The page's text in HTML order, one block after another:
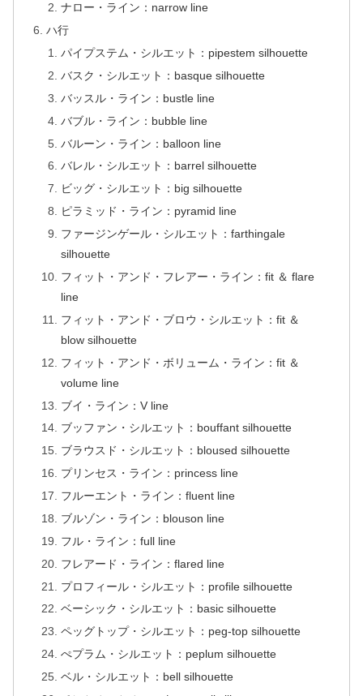
ナロー・ライン：narrow line
ハ行
パイプステム・シルエット：pipestem silhouette
バスク・シルエット：basque silhouette
バッスル・ライン：bustle line
バブル・ライン：bubble line
バルーン・ライン：balloon line
バレル・シルエット：barrel silhouette
ビッグ・シルエット：big silhouette
ピラミッド・ライン：pyramid line
ファージンゲール・シルエット：farthingale
silhouette
フィット・アンド・フレアー・ライン：fit ＆ flare
line
フィット・アンド・ブロウ・シルエット：fit ＆
blow silhouette
フィット・アンド・ボリューム・ライン：fit ＆
volume line
ブイ・ライン：V line
ブッファン・シルエット：bouffant silhouette
ブラウスド・シルエット：bloused silhouette
プリンセス・ライン：princess line
フルーエント・ライン：fluent line
ブルゾン・ライン：blouson line
フル・ライン：full line
フレアード・ライン：flared line
プロフィール・シルエット：profile silhouette
ベーシック・シルエット：basic silhouette
ペッグトップ・シルエット：peg-top silhouette
ぺプラム・シルエット：peplum silhouette
ベル・シルエット：bell silhouette